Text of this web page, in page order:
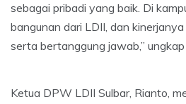
sebagai pribadi yang baik. Di
bangunan dari LDII, dan
serta bertanggung jawab,” ungkap
Ketua DPW LDII Sulbar, Rianto,